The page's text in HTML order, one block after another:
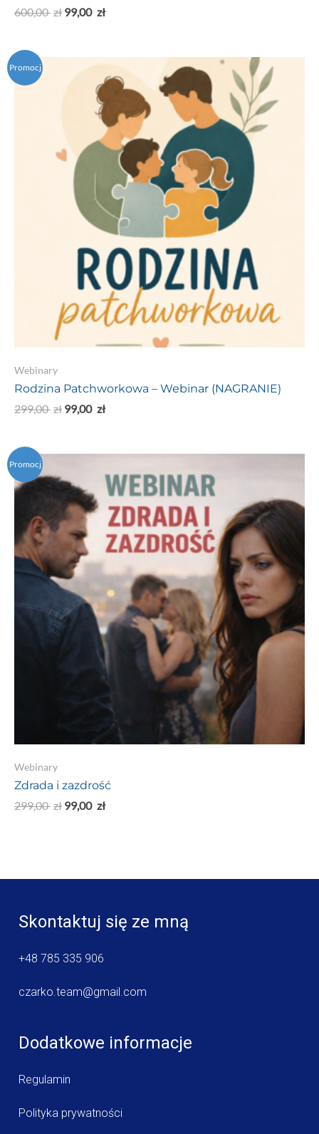
600,00 zł 99,00 zł
Promocj
Webinary
Rodzina Patchworkowa – Webinar (NAGRANIE)
299,00 zł 99,00 zł
Promocj
Webinary
Zdrada i zazdrość
299,00 zł 99,00 zł
Skontaktuj się ze mną
+48 785 335 906
czarko.team@gmail.com
Dodatkowe informacje
Regulamin
Polityka prywatności